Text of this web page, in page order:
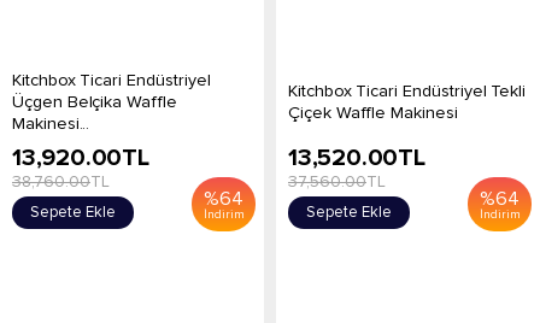
Kitchbox Ticari Endüstriyel
Üçgen Belçika Waffle
Makinesi...
%64
İndirim
13,920.00TL
38,760.00TL
Sepete Ekle
Kitchbox Ticari Endüstriyel Tekli
Çiçek Waffle Makinesi
%64
İndirim
13,520.00TL
37,560.00TL
Sepete Ekle